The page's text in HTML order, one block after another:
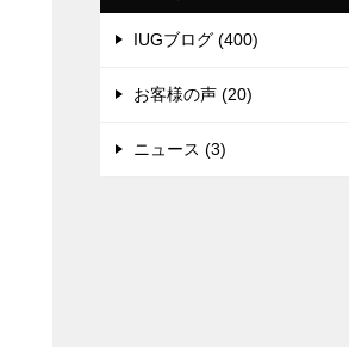
IUGブログ (400)
お客様の声 (20)
ニュース (3)